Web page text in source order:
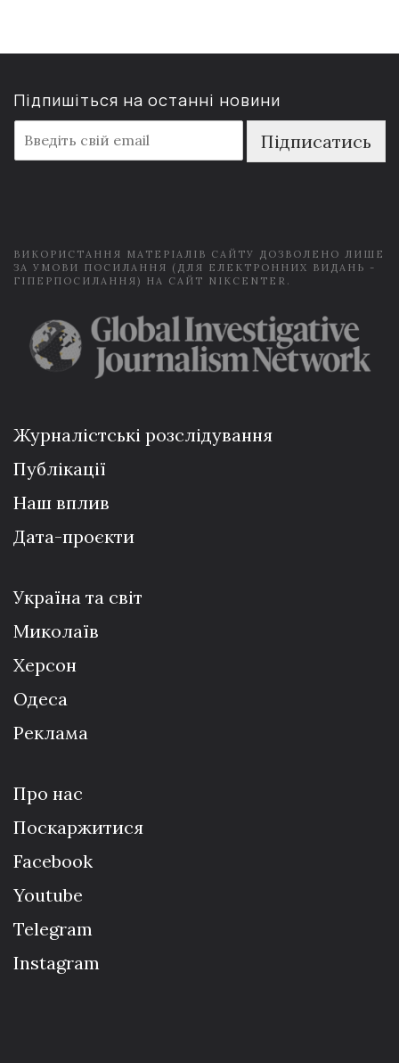
Підпишіться на останні новини
m
a
Підписатись
ВИКОРИСТАННЯ МАТЕРІАЛІВ САЙТУ ДОЗВОЛЕНО ЛИШЕ
ЗА УМОВИ ПОСИЛАННЯ (ДЛЯ ЕЛЕКТРОННИХ ВИДАНЬ -
ГІПЕРПОСИЛАННЯ) НА САЙТ NIKCENTER.
Журналістські розслідування
Публікації
Наш вплив
Дата-проєкти
Україна та світ
Миколаїв
Херсон
Одеса
Реклама
Про нас
Поскаржитися
Facebook
Youtube
Telegram
Instagram